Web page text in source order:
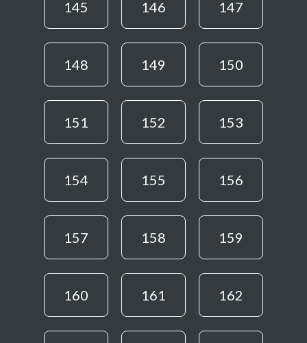
145 146 147
148 149 150
151 152 153
154 155 156
157 158 159
160 161 162